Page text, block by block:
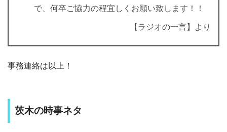
で、何卒ご協力の程宜しくお願い致します！！
【ラジオの一言】より
事務連絡は以上！
茨木の時事ネタ